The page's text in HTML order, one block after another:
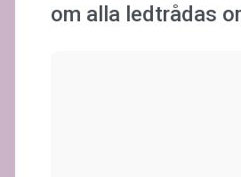
om alla ledtrådas